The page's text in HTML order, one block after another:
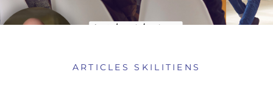
ARTICLES SKILITIENS